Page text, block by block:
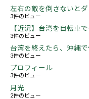
左右の敵を倒さないと
3件のビュー
【近況】台湾を自転車
3件のビュー
台湾を終えたら、沖縄
3件のビュー
プロフィール
3件のビュー
月光
2件のビュー